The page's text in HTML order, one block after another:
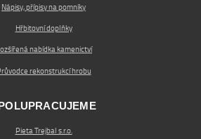
Nápisy, přípisy na pomníky
Hřbitovní doplňky
nabídka kamenictví
rekonstrukcí hrobu
Pieta Trejbal s.r.o.